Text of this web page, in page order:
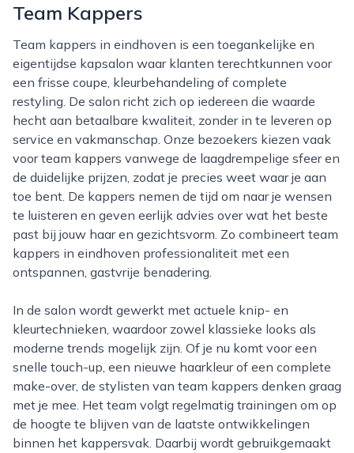
Team Kappers
Team kappers in eindhoven is een toegankelijke en
eigentijdse kapsalon waar klanten terechtkunnen voor
een frisse coupe, kleurbehandeling of complete
restyling. De salon richt zich op iedereen die waarde
hecht aan betaalbare kwaliteit, zonder in te leveren op
service en vakmanschap. Onze bezoekers kiezen vaak
voor team kappers vanwege de laagdrempelige sfeer en
de duidelijke prijzen, zodat je precies weet waar je aan
toe bent. De kappers nemen de tijd om naar je wensen
te luisteren en geven eerlijk advies over wat het beste
past bij jouw haar en gezichtsvorm. Zo combineert team
kappers in eindhoven professionaliteit met een
ontspannen, gastvrije benadering.
In de salon wordt gewerkt met actuele knip- en
kleurtechnieken, waardoor zowel klassieke looks als
moderne trends mogelijk zijn. Of je nu komt voor een
snelle touch-up, een nieuwe haarkleur of een complete
make-over, de stylisten van team kappers denken graag
met je mee. Het team volgt regelmatig trainingen om op
de hoogte te blijven van de laatste ontwikkelingen
binnen het kappersvak. Daarbij wordt gebruikgemaakt